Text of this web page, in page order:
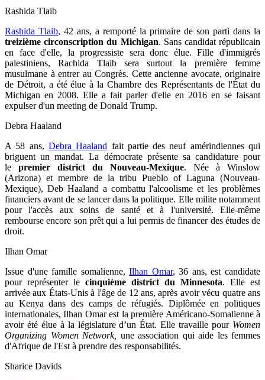
Rashida Tlaib
Rashida Tlaib, 42 ans, a remporté la primaire de son parti dans la
treizième circonscriptiondu Michigan. Sans candidat républicain
en face d'elle, la progressiste sera donc élue. Fille d'immigrés
palestiniens, Rachida Tlaib sera surtout la première femme
musulmane à entrer au Congrès. Cette ancienne avocate, originaire
de Détroit, a été élue à la Chambre des Représentants de l'État du
Michigan en 2008. Elle a fait parler d'elle en 2016 en se faisant
expulser d'un meeting de Donald Trump.
Debra Haaland
A 58 ans, Debra Haaland fait partie des neuf amérindiennes qui
briguent un mandat. La démocrate présente sa candidature pour
le premier district du Nouveau-Mexique. Née à Winslow
(Arizona) et membre de la tribu Pueblo of Laguna (Nouveau-
Mexique), Deb Haaland a combattu l'alcoolisme et les problèmes
financiers avant de se lancer dans la politique. Elle milite notamment
pour l'accès aux soins de santé et à l'université. Elle-même
rembourse encore son prêt qui a lui permis de financer des études de
droit.
Ilhan Omar
Issue d'une famille somalienne,Ilhan Omar, 36 ans, est candidate
pour représenter le cinquième district du Minnesota. Elle est
arrivée aux États-Unis à l'âge de 12 ans, après avoir vécu quatre ans
au Kenya dans des camps de réfugiés. Diplômée en politiques
internationales, Ilhan Omar est la première Américano-Somalienne à
avoir été élue à la législature d’un État. Elle travaille pour Women
Organizing Women Network, une association qui aide les femmes
d'Afrique de l'Est à prendre des responsabilités.
Sharice Davids